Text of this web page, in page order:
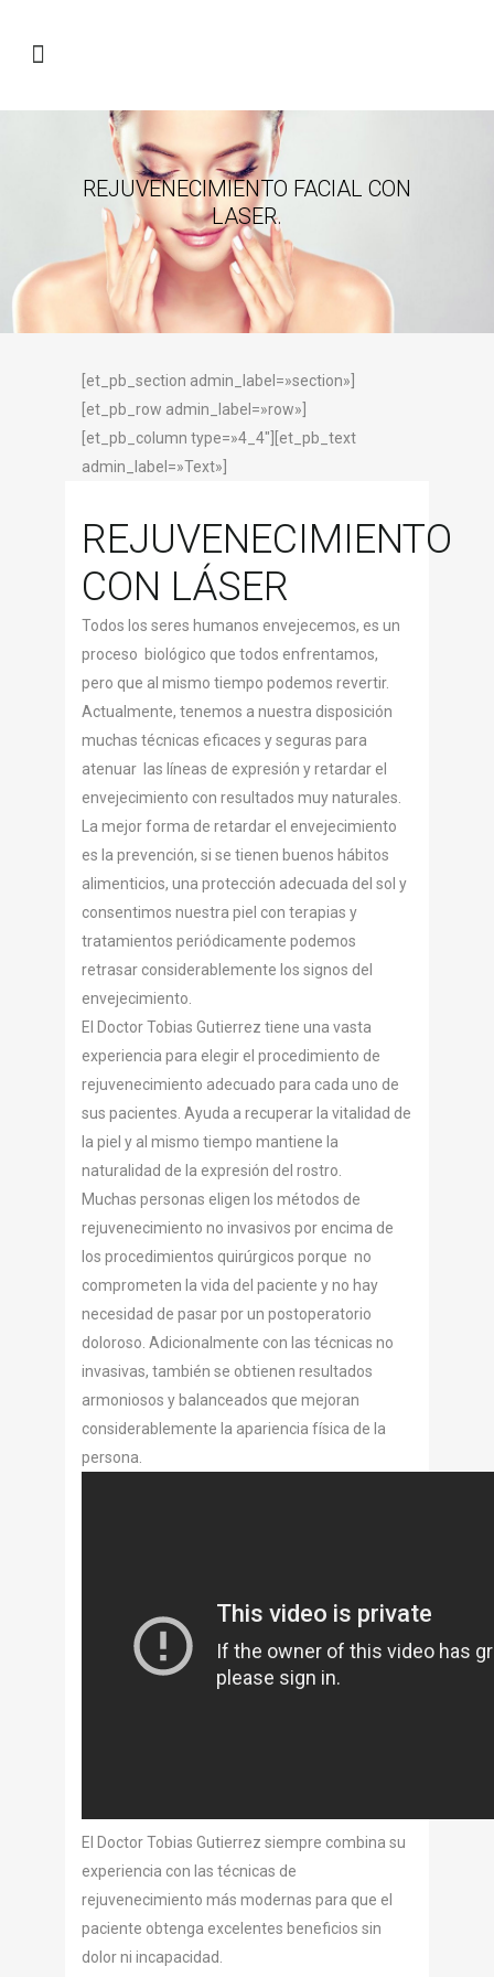
REJUVENECIMIENTO FACIAL CON
LASER.
[et_pb_section admin_label=»section»]
[et_pb_row admin_label=»row»]
[et_pb_column type=»4_4″][et_pb_text
admin_label=»Text»]
REJUVENECIMIENTO
CON LÁSER
Todos los seres humanos envejecemos, es un
proceso biológico que todos enfrentamos,
pero que al mismo tiempo podemos revertir.
Actualmente, tenemos a nuestra disposición
muchas técnicas eficaces y seguras para
atenuar las líneas de expresión y retardar el
envejecimiento con resultados muy naturales.
La mejor forma de retardar el envejecimiento
es la prevención, si se tienen buenos hábitos
alimenticios, una protección adecuada del sol y
consentimos nuestra piel con terapias y
tratamientos periódicamente podemos
retrasar considerablemente los signos del
envejecimiento.
El Doctor Tobias Gutierrez tiene una vasta
experiencia para elegir el procedimiento de
rejuvenecimiento adecuado para cada uno de
sus pacientes. Ayuda a recuperar la vitalidad de
la piel y al mismo tiempo mantiene la
naturalidad de la expresión del rostro.
Muchas personas eligen los métodos de
rejuvenecimiento no invasivos por encima de
los procedimientos quirúrgicos porque no
comprometen la vida del paciente y no hay
necesidad de pasar por un postoperatorio
doloroso. Adicionalmente con las técnicas no
invasivas, también se obtienen resultados
armoniosos y balanceados que mejoran
considerablemente la apariencia física de la
persona.
El Doctor Tobias Gutierrez siempre combina su
experiencia con las técnicas de
rejuvenecimiento más modernas para que el
paciente obtenga excelentes beneficios sin
dolor ni incapacidad.